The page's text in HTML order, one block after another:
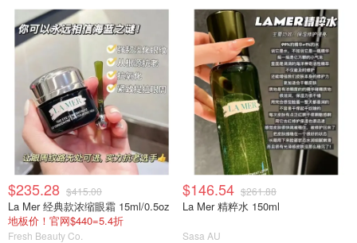
$235.28 $415.00
La Mer 经典款浓缩眼霜 15ml/0.5oz
地板价！官网$440=5.4折
Fresh Beauty Co.
$146.54 $261.88
La Mer 精粹水 150ml
Sasa AU